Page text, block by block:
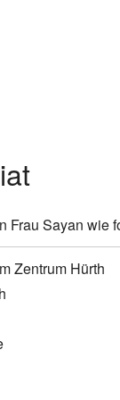
Frau Sayan wie
Zentrum Hürth